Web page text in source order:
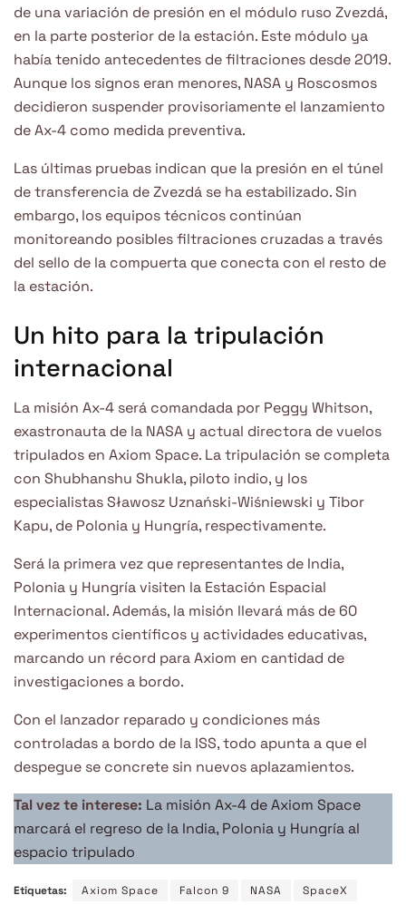
de una variación de presión en el módulo ruso Zvezdá,
en la parte posterior de la estación. Este módulo ya
había tenido antecedentes de filtraciones desde 2019.
Aunque los signos eran menores, NASA y Roscosmos
decidieron suspender provisoriamente el lanzamiento
de Ax-4 como medida preventiva.
Las últimas pruebas indican que la presión en el túnel
de transferencia de Zvezdá se ha estabilizado. Sin
embargo, los equipos técnicos continúan
monitoreando posibles filtraciones cruzadas a través
del sello de la compuerta que conecta con el resto de
la estación.
Un hito para la tripulación
internacional
La misión Ax-4 será comandada por Peggy Whitson,
exastronauta de la NASA y actual directora de vuelos
tripulados en Axiom Space. La tripulación se completa
con Shubhanshu Shukla, piloto indio, y los
especialistas Sławosz Uznański-Wiśniewski y Tibor
Kapu, de Polonia y Hungría, respectivamente.
Será la primera vez que representantes de India,
Polonia y Hungría visiten la Estación Espacial
Internacional. Además, la misión llevará más de 60
experimentos científicos y actividades educativas,
marcando un récord para Axiom en cantidad de
investigaciones a bordo.
Con el lanzador reparado y condiciones más
controladas a bordo de la ISS, todo apunta a que el
despegue se concrete sin nuevos aplazamientos.
Tal vez te interese: La misión Ax-4 de Axiom Space
marcará el regreso de la India, Polonia y Hungría al
espacio tripulado
Etiquetas: Axiom Space Falcon 9 NASA SpaceX